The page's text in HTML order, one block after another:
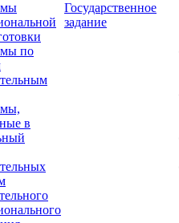
по
в
Государственное
задание